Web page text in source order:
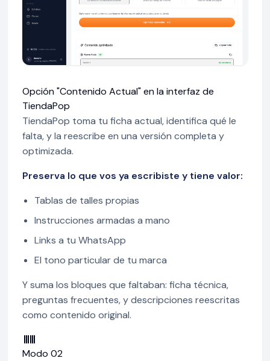
Opción "Contenido Actual" en la interfaz de
TiendaPop
TiendaPop toma tu ficha actual, identifica qué le
falta, y la reescribe en una versión completa y
optimizada.
Preserva lo que vos ya escribiste y tiene valor:
Tablas de talles propias
Instrucciones armadas a mano
Links a tu WhatsApp
El tono particular de tu marca
Y suma los bloques que faltaban: ficha técnica,
preguntas frecuentes, y descripciones reescritas
como contenido original.
Modo 02